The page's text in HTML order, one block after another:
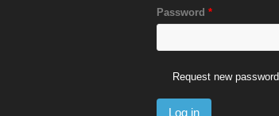
Password *
Request new password